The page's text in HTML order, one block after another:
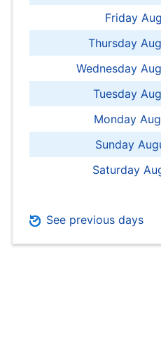
Friday
Thursday
Wednesday
Tuesday
Monday
Sunday
Saturday
See previous days